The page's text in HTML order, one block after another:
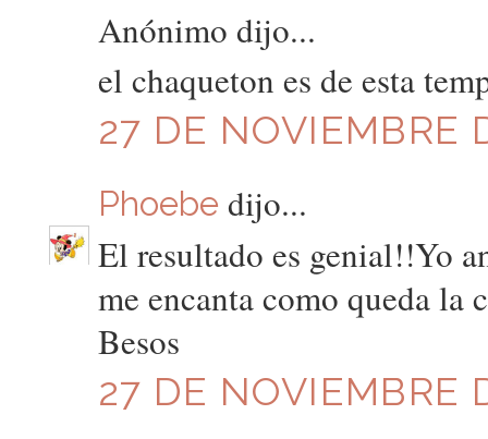
Anónimo dijo...
el chaqueton es de esta
27 DE NOVIEMBRE
Phoebe dijo...
El resultado es genial!!Yo
me encanta como queda la
Besos
27 DE NOVIEMBRE